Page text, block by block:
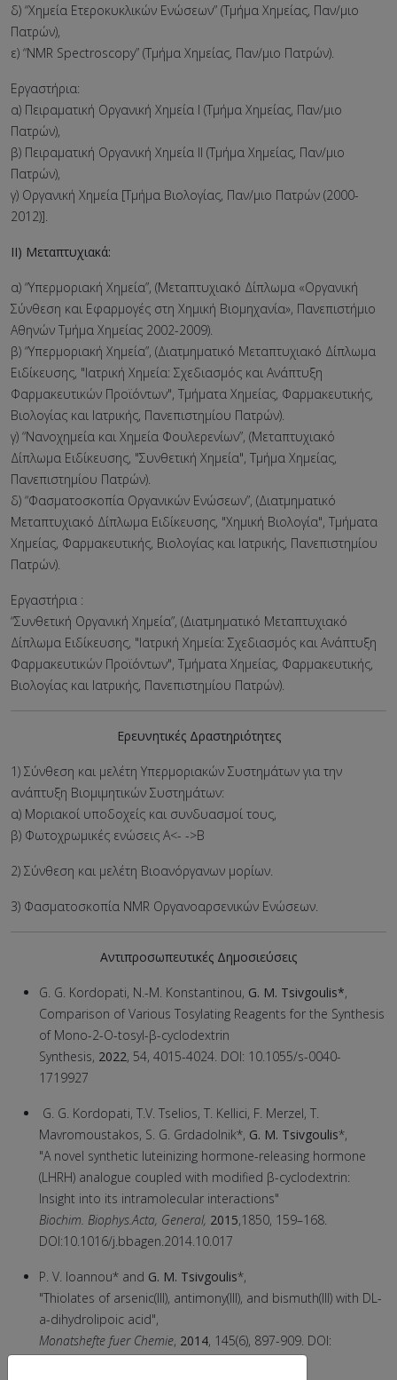
δ) “Χημεία Ετεροκυκλικών Ενώσεων” (Τμήμα Χημείας, Παν/μιο
Πατρών),
ε) “NMR Spectroscopy” (Τμήμα Χημείας, Παν/μιο Πατρών).
Εργαστήρια:
α) Πειραματική Οργανική Χημεία Ι (Τμήμα Χημείας, Παν/μιο
Πατρών),
β) Πειραματική Οργανική Χημεία ΙΙ (Τμήμα Χημείας, Παν/μιο
Πατρών),
γ) Οργανική Χημεία [Τμήμα Βιολογίας, Παν/μιο Πατρών (2000-
2012)].
ΙΙ) Μεταπτυχιακά:
α) “Υπερμοριακή Χημεία”, (Μεταπτυχιακό Δίπλωμα «Οργανική
Σύνθεση και Εφαρμογές στη Χημική Βιομηχανία», Πανεπιστήμιο
Αθηνών Τμήμα Χημείας 2002-2009).
β) “Υπερμοριακή Χημεία”, (Διατμηματικό Μεταπτυχιακό Δίπλωμα
Ειδίκευσης, "Ιατρική Χημεία: Σχεδιασμός και Ανάπτυξη
Φαρμακευτικών Προϊόντων", Τμήματα Χημείας, Φαρμακευτικής,
Βιολογίας και Ιατρικής, Πανεπιστημίου Πατρών).
γ) “Νανοχημεία και Χημεία Φουλερενίων”, (Μεταπτυχιακό
Δίπλωμα Ειδίκευσης, "Συνθετική Χημεία", Τμήμα Χημείας,
Πανεπιστημίου Πατρών).
δ) “Φασματοσκοπία Οργανικών Ενώσεων”, (Διατμηματικό
Μεταπτυχιακό Δίπλωμα Ειδίκευσης, "Χημική Βιολογία", Τμήματα
Χημείας, Φαρμακευτικής, Βιολογίας και Ιατρικής, Πανεπιστημίου
Πατρών).
Εργαστήρια :
“Συνθετική Οργανική Χημεία”, (Διατμηματικό Μεταπτυχιακό
Δίπλωμα Ειδίκευσης, "Ιατρική Χημεία: Σχεδιασμός και Ανάπτυξη
Φαρμακευτικών Προϊόντων", Τμήματα Χημείας, Φαρμακευτικής,
Βιολογίας και Ιατρικής, Πανεπιστημίου Πατρών).
Ερευνητικές Δραστηριότητες
1) Σύνθεση και μελέτη Υπερμοριακών Συστημάτων για την
ανάπτυξη Βιομιμητικών Συστημάτων:
α) Μοριακοί υποδοχείς και συνδυασμοί τους,
β) Φωτοχρωμικές ενώσεις Α<- ->Β
2) Σύνθεση και μελέτη Βιοανόργανων μορίων.
3) Φασματοσκοπία NMR Οργανοαρσενικών Ενώσεων.
Αντιπροσωπευτικές Δημοσιεύσεις
G. G. Kordopati, Ν.-Μ. Konstantinou, G. M. Tsivgoulis*,
Comparison of Various Tosylating Reagents for the Synthesis
of Mono-2-O-tosyl-β-cyclodextrin
Synthesis, 2022, 54, 4015-4024. DOI: 10.1055/s-0040-
1719927
G. G. Kordopati, T.V. Tselios, T. Kellici, F. Merzel, T.
Mavromoustakos, S. G. Grdadolnik*, G. M. Tsivgoulis*,
"A novel synthetic luteinizing hormone-releasing hormone
(LHRH) analogue coupled with modified β-cyclodextrin:
Insight into its intramolecular interactions"
Biochim. Biophys.Acta, General, 2015,1850, 159–168.
DOI:10.1016/j.bbagen.2014.10.017
P. V. Ioannou* and G. M. Tsivgoulis*,
"Thiolates of arsenic(III), antimony(III), and bismuth(III) with DL-
a-dihydrolipoic acid",
Monatshefte fuer Chemie, 2014, 145(6), 897-909. DOI: